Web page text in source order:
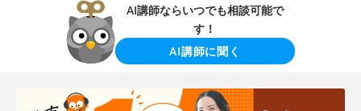
AI講師ならいつでも相談可能で
す！
AI講師に聞く